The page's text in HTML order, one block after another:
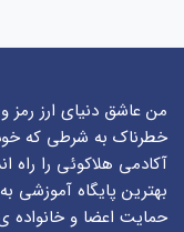
من عاشق دنیای ارز رمز
خطرناک به شرطی که
آکادمی هلاکوئی را راه
بهترین پایگاه آموزشی
حمایت اعضا و خانواده